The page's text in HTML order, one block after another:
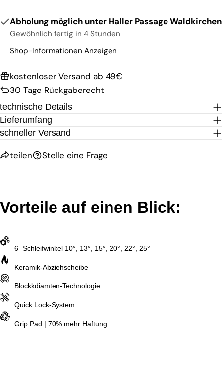
Abholung möglich unter Haller Passage Waldkirchen
Gewöhnlich fertig in 4 Stunden
Shop-Informationen Anzeigen
kostenloser Versand ab 49€
30 Tage Rückgaberecht
technische Details
Lieferumfang
schneller Versand
teilen Stelle eine Frage
Vorteile auf einen Blick:
6 Schleifwinkel 10°, 13°, 15°, 20°, 22°, 25°
Keramik-Abziehscheibe
Blockkdiamten-Technologie
Quick Lock-System
Grip Pad | 70% mehr Haftung